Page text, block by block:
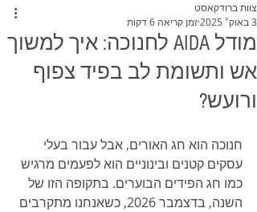
מודל AIDA לחנוכה: איך למשוך
אש ותשומת לב בפיד צפוף
ורועש?
צוות ברודקאסט
3 באוק׳ 2025
זמן קריאה 6 דקות
חנוכה הוא חג האורים, אבל עבור בעלי
עסקים קטנים ובינוניים הוא לפעמים מרגיש
כמו חג הפידים הבוערים. בתקופה הזו של
השנה, בדצמבר 2026, כשאנחנו מתקרבים